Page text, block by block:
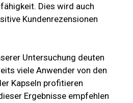
Dies wird auch
Kundenrezensionen
Untersuchung deuten
viele Anwender von den
Kapseln profitieren
Ergebnisse empfehlen